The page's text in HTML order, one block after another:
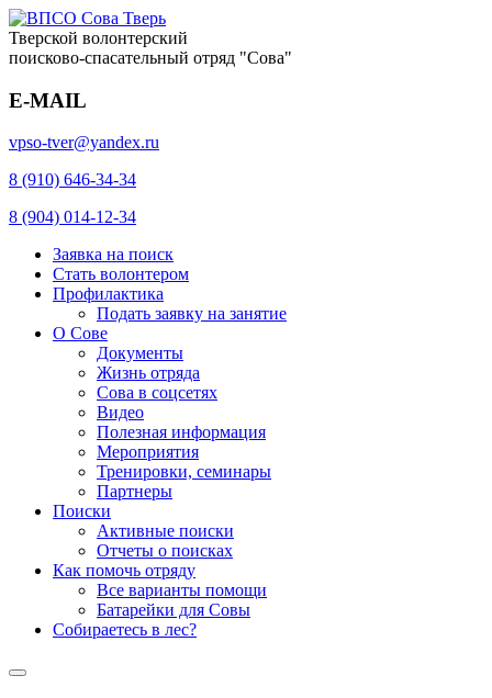
Тверской волонтерский
поисково-спасательный отряд "Сова"
E-MAIL
vpso-tver@yandex.ru
8 (910) 646-34-34
8 (904) 014-12-34
Заявка на поиск
Стать волонтером
Профилактика
Подать заявку на занятие
О Сове
Документы
Жизнь отряда
Сова в соцсетях
Видео
Полезная информация
Мероприятия
Тренировки, семинары
Партнеры
Поиски
Активные поиски
Отчеты о поисках
Как помочь отряду
Все варианты помощи
Батарейки для Совы
Собираетесь в лес?